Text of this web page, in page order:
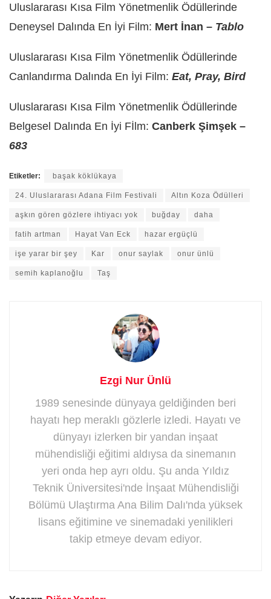
Uluslararası Kısa Film Yönetmenlik Ödüllerinde
Deneysel Dalında En İyi Film: Mert İnan – Tablo
Uluslararası Kısa Film Yönetmenlik Ödüllerinde
Canlandırma Dalında En İyi Film: Eat, Pray, Bird
Uluslararası Kısa Film Yönetmenlik Ödüllerinde
Belgesel Dalında En İyi Fİlm: Canberk Şimşek –
683
Etiketler: başak köklükaya
24. Uluslararası Adana Film Festivali Altın Koza Ödülleri
aşkın gören gözlere ihtiyacı yok buğday daha
fatih artman Hayat Van Eck hazar ergüçlü
işe yarar bir şey Kar onur saylak onur ünlü
semih kaplanoğlu Taş
Ezgi Nur Ünlü
1989 senesinde dünyaya geldiğinden beri
hayatı hep meraklı gözlerle izledi. Hayatı ve
dünyayı izlerken bir yandan inşaat
mühendisliği eğitimi aldıysa da sinemanın
yeri onda hep ayrı oldu. Şu anda Yıldız
Teknik Üniversitesi'nde İnşaat Mühendisliği
Bölümü Ulaştırma Ana Bilim Dalı'nda yüksek
lisans eğitimine ve sinemadaki yenilikleri
takip etmeye devam ediyor.